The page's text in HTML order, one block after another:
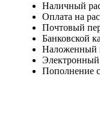
Наличный
Оплата на
Почтовый
Банковской
Наложенный
Электронный
Пополнение